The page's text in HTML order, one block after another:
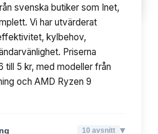
svenska butiker som Inet,
Vi har utvärderat
kylbehov,
Priserna
till 5 kr, med modeller från
och AMD Ryzen 9
10 avsnitt ▾